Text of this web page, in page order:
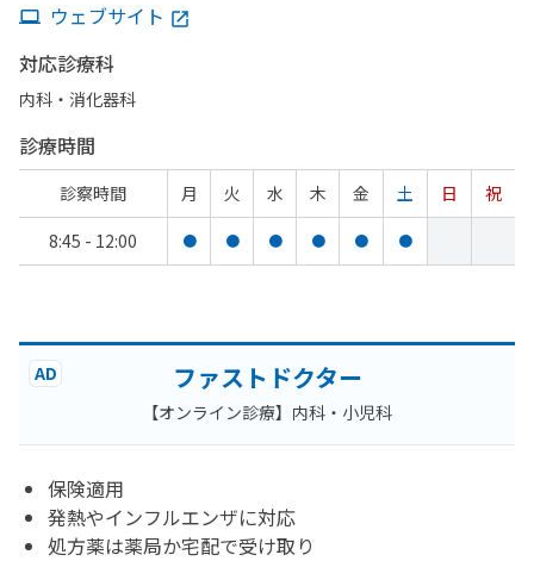
ウェブサイト
対応診療科
内科・​消化器科
診療時間
診察時間 月 火 水 木 金 土 日
祝
8:45 - 12:00
● ● ● ● ● ●
AD ファストドクター
【オンライン診療】内科・小児科
保険適用
発熱やインフルエンザに対応
処方薬は薬局か宅配で受け取り